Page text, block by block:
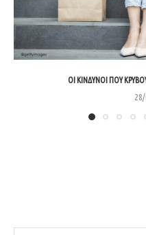
ΟΙ ΚΊΝΔΥΝΟΙ ΠΟΥ